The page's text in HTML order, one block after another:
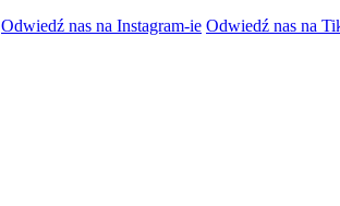
Odwiedź nas na Instagram-ie Odwiedź nas na